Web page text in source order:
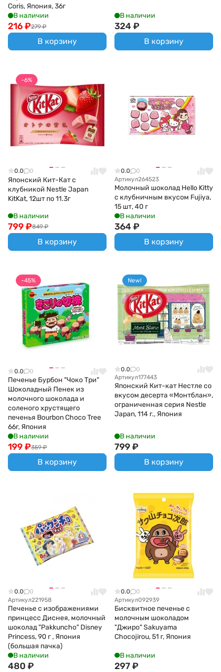
Coris, Япония, 36г
В наличии
279 ₽
216₽
В корзину
В наличии
324₽
В корзину
-6%
0.0 0
Японский Кит-Кат с
клубникой Nestle Japan
KitKat, 12шт по 11.3г
В наличии
849 ₽
799₽
В корзину
0.0
0
Артикул264523
Молочный шоколад Hello Kitty
с клубничным вкусом Fujiya,
15 шт, 40 г
В наличии
364₽
В корзину
-45%
0.0 0
Печенье Бурбон "Чоко Три"
Шоколадный Пенек из
молочного шоколада и
соленого хрустящего
печенья Bourbon Choco Tree
66г, Япония
В наличии
359 ₽
199₽
В корзину
New!
0.0
0
Артикул177443
Японский Кит-кат Нестле со
вкусом десерта «Монтблан»,
ограниченная серия Nestle
Japan, 114 г., Япония
В наличии
799₽
В корзину
0.0
0
Артикул221958
Печенье с изображениями
принцесс Диснея, молочный
шоколад "Pakkuncho" Disney
Princess, 90 г , Япония
(большая пачка)
В наличии
480 ₽
0.0
0
Артикул092939
Бисквитное печенье с
молочным шоколадом
"Джиро" Sakuyama
Chocojirou, 51 г, Япония
В наличии
297₽